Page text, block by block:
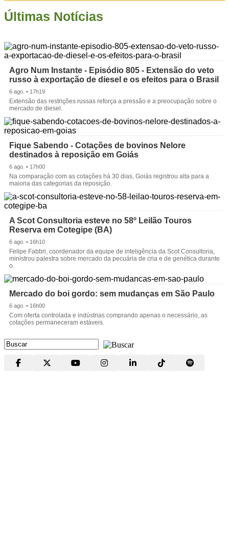
Últimas Notícias
Agro Num Instante - Episódio 805 - Extensão do veto
russo à exportação de diesel e os efeitos para o Brasil
6 ago. • 17h19
Extensão das restrições russas reforça a pressão e a preocupação sobre o
mercado de diesel.
Fique Sabendo - Cotações de bovinos Nelore
destinados à reposição em Goiás
6 ago. • 17h00
Na comparação com as cotações há 30 dias, Goiás registrou alta para a
maioria das categorias da reposição.
A Scot Consultoria esteve no 58º Leilão Touros
Reserva em Cotegipe (BA)
6 ago. • 16h10
Felipe Fabbri, coordenador da equipe de inteligência da Scot Consultoria,
ministrou palestra sobre mercado da pecuária de cria e de genética durante
o.
Mercado do boi gordo: sem mudanças em São Paulo
6 ago. • 16h00
Com oferta controlada e indústrias comprando apenas o necessário, as
cotações permaneceram estáveis.